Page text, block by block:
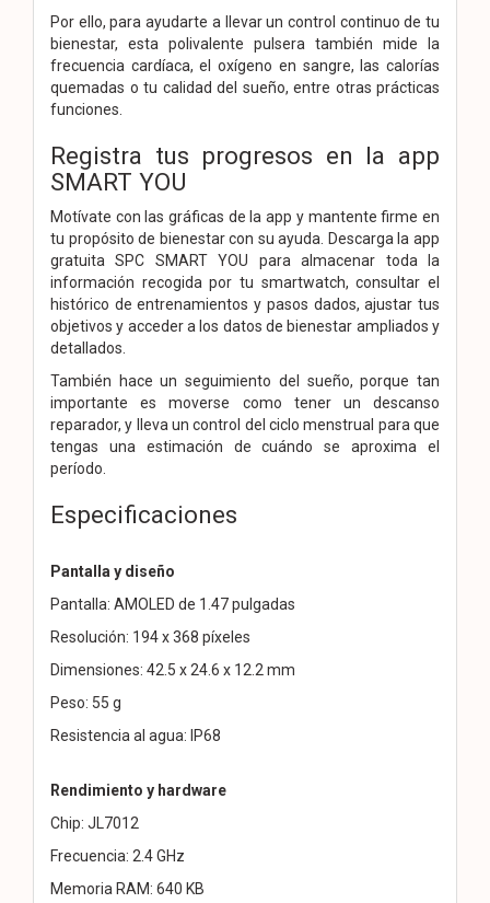
Por ello, para ayudarte a llevar un control continuo de tu
bienestar, esta polivalente pulsera también mide la
frecuencia cardíaca, el oxígeno en sangre, las calorías
quemadas o tu calidad del sueño, entre otras prácticas
funciones.
Registra tus progresos en la app
SMART YOU
Motívate con las gráficas de la app y mantente firme en
tu propósito de bienestar con su ayuda. Descarga la app
gratuita SPC SMART YOU para almacenar toda la
información recogida por tu smartwatch, consultar el
histórico de entrenamientos y pasos dados, ajustar tus
objetivos y acceder a los datos de bienestar ampliados y
detallados.
También hace un seguimiento del sueño, porque tan
importante es moverse como tener un descanso
reparador, y lleva un control del ciclo menstrual para que
tengas una estimación de cuándo se aproxima el
período.
Especificaciones
Pantalla y diseño
Pantalla: AMOLED de 1.47 pulgadas
Resolución: 194 x 368 píxeles
Dimensiones: 42.5 x 24.6 x 12.2 mm
Peso: 55 g
Resistencia al agua: IP68
Rendimiento y hardware
Chip: JL7012
Frecuencia: 2.4 GHz
Memoria RAM: 640 KB